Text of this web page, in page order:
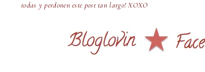
todas y perdonen este post tan largo! XOXO